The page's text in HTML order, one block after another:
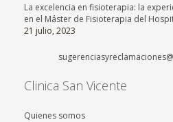
La excelencia en fisioterapia: la
en el Máster de Fisioterapia del
21 julio, 2023
Clinica San Vicente
Quienes somos